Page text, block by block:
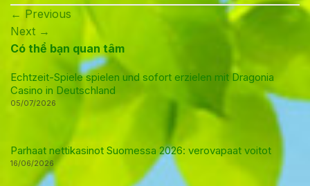
← Previous
Next →
Có thể bạn quan tâm
Echtzeit-Spiele spielen und sofort erzielen mit Dragonia
Casino in Deutschland
05/07/2026
Parhaat nettikasinot Suomessa 2026: verovapaat voitot
16/06/2026